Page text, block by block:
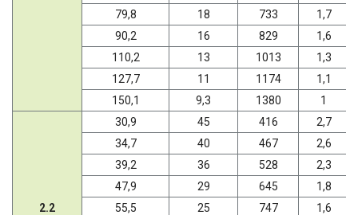
79,8
18 733
1,7
90,2
16 829
1,6
110,2
13 1013
1,3
127,7
11 1174
1,1
150,1
9,3 1380 1
2.2
30,9 45 416
2,7
34,7
40 467
2,6
39,2
36 528
2,3
47,9
29 645
1,8
55,5
25 747
1,6